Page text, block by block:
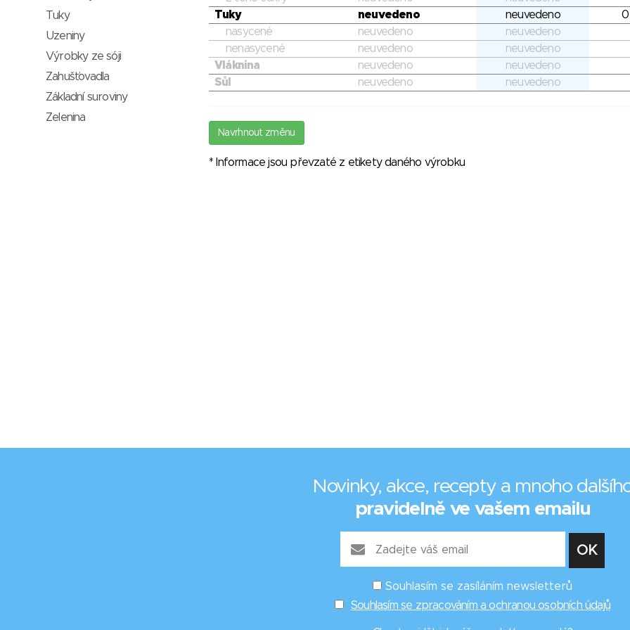
Tuky
neuvedeno neuvedeno
0
nasycené
neuvedeno
neuvedeno
nenasycené
neuvedeno
neuvedeno
Vláknina
neuvedeno
neuvedeno
Sůl
neuvedeno neuvedeno
Navrhnout změnu
* Informace jsou převzaté z etikety daného výrobku
Tuky
Uzeniny
Výrobky ze sóji
Zahušťovadla
Základní suroviny
Zelenina
Novinky, akce, recepty a mnoho
pravidelně ve vašem emailu
Souhlasím se zasíláním newsletterů
Souhlasím se zpracováním a ochranou osobních údajů